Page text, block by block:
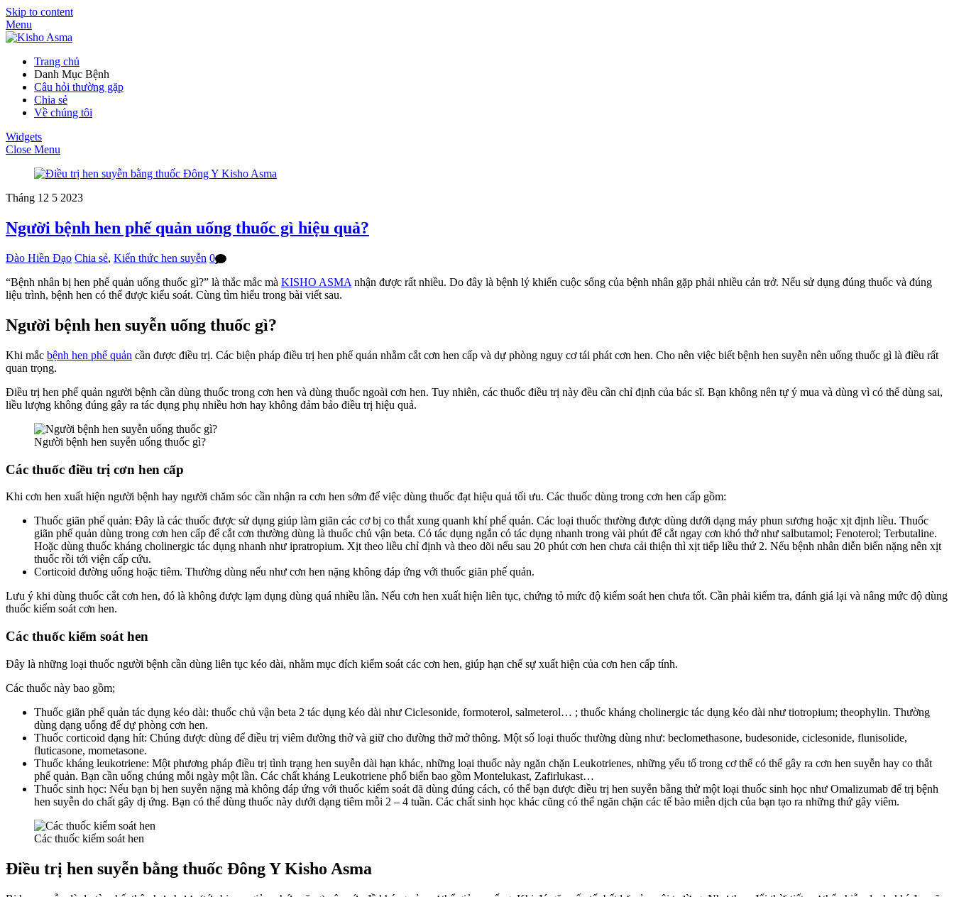
Skip to content
Menu
Trang chủ
Danh Mục Bệnh
Câu hỏi thường gặp
Chia sẻ
Về chúng tôi
Widgets
Close Menu
Tháng 12 5 2023
Người bệnh hen phế quản uống thuốc gì hiệu quả?
Đào Hiền Đạo Chia sẻ, Kiến thức hen suyễn 0
“Bệnh nhân bị hen phế quản uống thuốc gì?” là thắc mắc mà KISHO ASMA nhận được rất nhiều. Do đây là bệnh lý khiến cuộc sống của bệnh nhân gặp phải nhiều cản trở. Nếu sử dụng đúng thuốc và đúng
liệu trình, bệnh hen có thể được kiểu soát. Cùng tìm hiểu trong bài viết sau.
Người bệnh hen suyễn uống thuốc gì?
Khi mắc bệnh hen phế quản cần được điều trị. Các biện pháp điều trị hen phế quản nhằm cắt cơn hen cấp và dự phòng nguy cơ tái phát cơn hen. Cho nên việc biết bệnh hen suyễn nên uống thuốc gì là điều rất
quan trọng.
Điều trị hen phế quản người bệnh cần dùng thuốc trong cơn hen và dùng thuốc ngoài cơn hen. Tuy nhiên, các thuốc điều trị này đều cần chỉ định của bác sĩ. Bạn không nên tự ý mua và dùng vì có thể dùng sai,
liều lượng không đúng gây ra tác dụng phụ nhiều hơn hay không đảm bảo điều trị hiệu quả.
Người bệnh hen suyễn uống thuốc gì?
Các thuốc điều trị cơn hen cấp
Khi cơn hen xuất hiện người bệnh hay người chăm sóc cần nhận ra cơn hen sớm để việc dùng thuốc đạt hiệu quả tối ưu. Các thuốc dùng trong cơn hen cấp gồm:
Thuốc giãn phế quản: Đây là các thuốc được sử dụng giúp làm giãn các cơ bị co thắt xung quanh khí phế quản. Các loại thuốc thường được dùng dưới dạng máy phun sương hoặc xịt định liều. Thuốc
giãn phế quản dùng trong cơn hen cấp để cắt cơn thường dùng là thuốc chủ vận beta. Có tác dụng ngắn có tác dụng nhanh trong vài phút để cắt ngay cơn khó thở như salbutamol; Fenoterol; Terbutaline.
Hoặc dùng thuốc kháng cholinergic tác dụng nhanh như ipratropium. Xịt theo liều chỉ định và theo dõi nếu sau 20 phút cơn hen chưa cải thiện thì xịt tiếp liều thứ 2. Nếu bệnh nhân diễn biến nặng nên xịt
thuốc rồi tới viện cấp cứu.
Corticoid đường uống hoặc tiêm. Thường dùng nếu như cơn hen nặng không đáp ứng với thuốc giãn phế quản.
Lưu ý khi dùng thuốc cắt cơn hen, đó là không được lạm dụng dùng quá nhiều lần. Nếu cơn hen xuất hiện liên tục, chứng tỏ mức độ kiểm soát hen chưa tốt. Cần phải kiểm tra, đánh giá lại và nâng mức độ dùng
thuốc kiểm soát cơn hen.
Các thuốc kiểm soát hen
Đây là những loại thuốc người bệnh cần dùng liên tục kéo dài, nhằm mục đích kiểm soát các cơn hen, giúp hạn chế sự xuất hiện của cơn hen cấp tính.
Các thuốc này bao gồm;
Thuốc giãn phế quản tác dụng kéo dài: thuốc chủ vận beta 2 tác dụng kéo dài như Ciclesonide, formoterol, salmeterol… ; thuốc kháng cholinergic tác dụng kéo dài như tiotropium; theophylin. Thường
dùng dạng uống để dự phòng cơn hen.
Thuốc corticoid dạng hít: Chúng được dùng để điều trị viêm đường thở và giữ cho đường thở mở thông. Một số loại thuốc thường dùng như: beclomethasone, budesonide, ciclesonide, flunisolide,
fluticasone, mometasone.
Thuốc kháng leukotriene: Một phương pháp điều trị tình trạng hen suyễn dài hạn khác, những loại thuốc này ngăn chặn Leukotrienes, những yếu tố trong cơ thể có thể gây ra cơn hen suyễn hay co thắt
phế quản. Bạn cần uống chúng mỗi ngày một lần. Các chất kháng Leukotriene phổ biến bao gồm Montelukast, Zafirlukast…
Thuốc sinh học: Nếu bạn bị hen suyễn nặng mà không đáp ứng với thuốc kiểm soát đã dùng đúng cách, có thể bạn được điều trị hen suyễn bằng thử một loại thuốc sinh học như Omalizumab để trị bệnh
hen suyễn do chất gây dị ứng. Bạn có thể dùng thuốc này dưới dạng tiêm mỗi 2 – 4 tuần. Các chất sinh học khác cũng có thể ngăn chặn các tế bào miễn dịch của bạn tạo ra những thứ gây viêm.
Các thuốc kiểm soát hen
Điều trị hen suyễn bằng thuốc Đông Y Kisho Asma